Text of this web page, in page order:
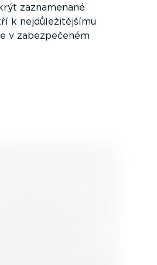
zaznamenané
k nejdů­le­ži­tějšímu
v zabez­pe­čeném